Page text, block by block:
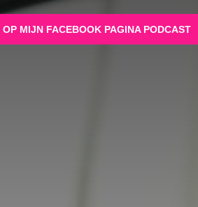
MIJN FACEBOOK PAGINA PODCAST